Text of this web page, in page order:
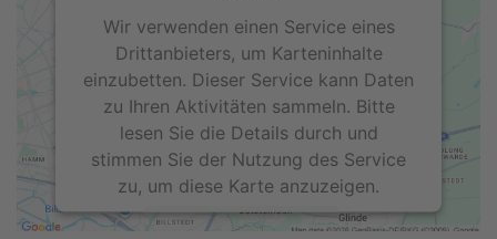
Wir verwenden einen Service eines
Drittanbieters, um Karteninhalte
einzubetten. Dieser Service kann Daten
zu Ihren Aktivitäten sammeln. Bitte
lesen Sie die Details durch und
stimmen Sie der Nutzung des Service
zu, um diese Karte anzuzeigen.
Mehr Informationen